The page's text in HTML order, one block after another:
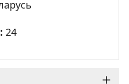
24